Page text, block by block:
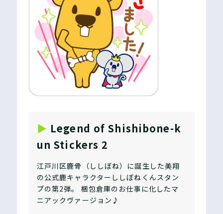
▶︎ Legend of Shishibone-k
un Stickers 2
江戸川区鹿骨（ししぼね）に誕生した美翔
の公式鹿キャラクターししぼねくんスタン
プの第2弾。 梱包倉庫のお仕事に化したマ
ニアックヴァージョン♪